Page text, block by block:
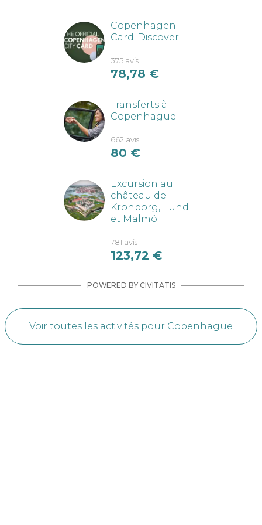
Copenhagen
Card-Discover
375 avis
78,78 €
Transferts à
Copenhague
662 avis
80 €
Excursion au
château de
Kronborg, Lund
et Malmö
781 avis
123,72 €
POWERED BY CIVITATIS
Voir toutes les activités pour Copenhague